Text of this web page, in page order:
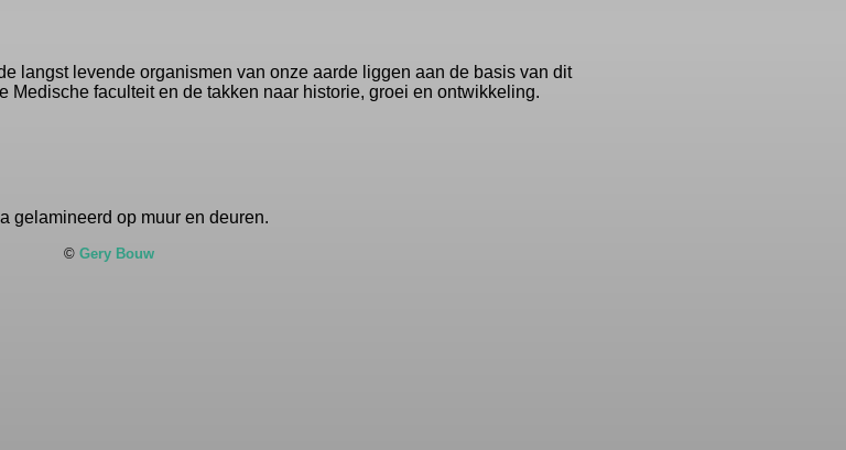
langst levende organismen van onze aarde liggen aan de basis van dit
Medische faculteit en de takken naar historie, groei en ontwikkeling.
gelamineerd op muur en deuren.
© Gery Bouw